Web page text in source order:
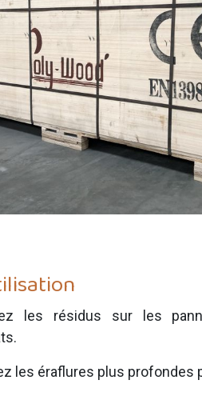
les résidus sur les
les éraflures plus profondes